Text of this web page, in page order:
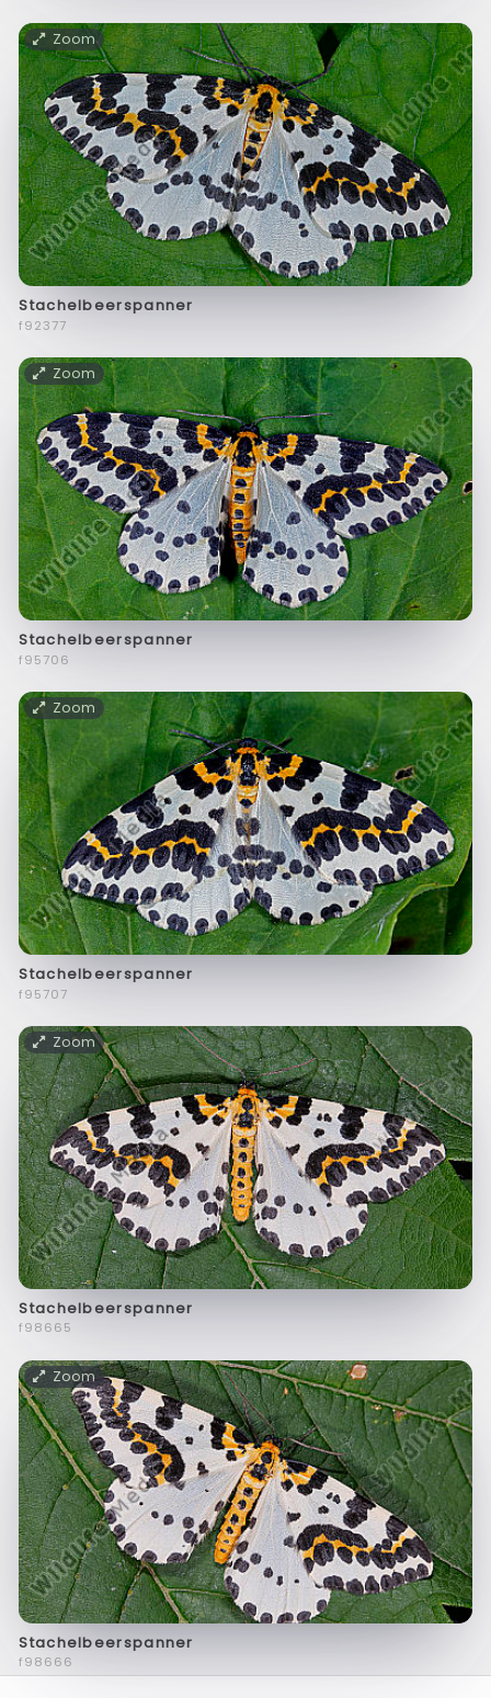
Zoom
Stachelbeerspanner
f92377
Zoom
Stachelbeerspanner
f95706
Zoom
Stachelbeerspanner
f95707
Zoom
Stachelbeerspanner
f98665
Zoom
Stachelbeerspanner
f98666